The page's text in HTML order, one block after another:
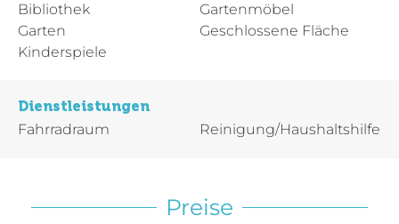
Bibliothek
Garten
Kinderspiele
Gartenmöbel
Geschlossene Fläche
Dienstleistungen
Fahrradraum
Reinigung/Haushaltshilfe
Preise